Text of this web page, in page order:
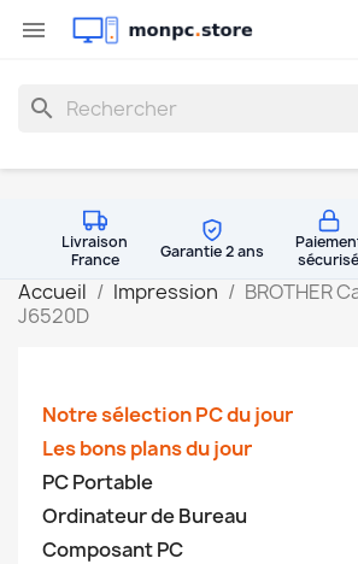

search
Livraison
France
Garantie 2 ans
sécurisé
Accueil Impression
BROTHER
J6520D
Notre sélection PC du jour
Les bons plans du jour
PC Portable
Ordinateur de Bureau
Composant PC